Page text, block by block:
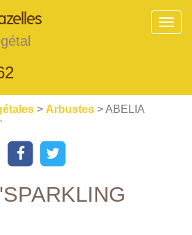
> Arbustes > ABELIA